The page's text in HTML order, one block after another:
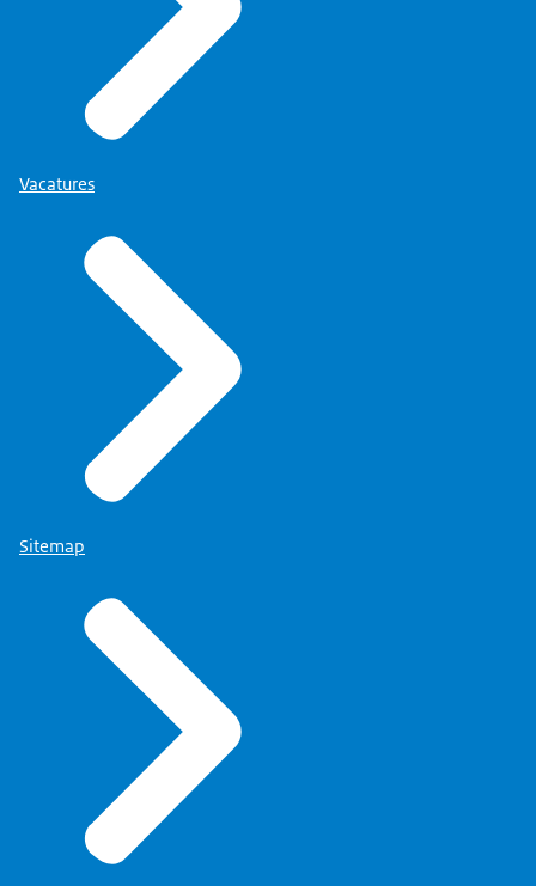
Vacatures
Sitemap